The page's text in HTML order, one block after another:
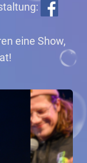
eine Show,